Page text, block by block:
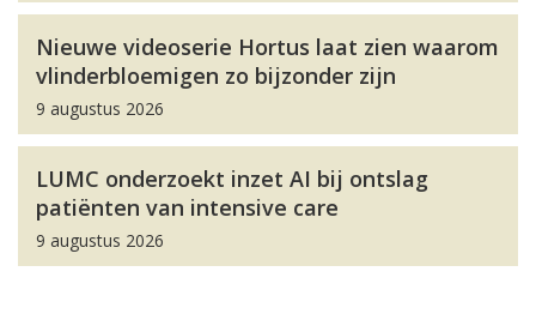
Nieuwe videoserie Hortus laat zien waarom
vlinderbloemigen zo bijzonder zijn
9 augustus 2026
LUMC onderzoekt inzet AI bij ontslag
patiënten van intensive care
9 augustus 2026